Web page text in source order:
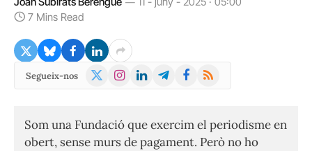
7 Mins Read
Segueix-nos
X
Instagram
LinkedInTelegramFacebook
RSS
Som una Fundació que exercim el periodisme en
obert, sense murs de pagament. Però no ho